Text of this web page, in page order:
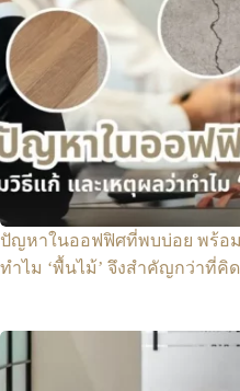
ปัญหาในออฟฟิศที่พบบ่อย พร้อม
ทำไม ‘พื้นไม้’ จึงสำคัญกว่าที่คิด